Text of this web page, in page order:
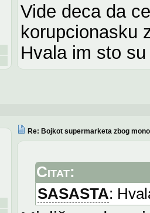
Vide deca da
korupcionasku
Hvala im sto
Re: Bojkot supermarketa zbog
Citat:
SASASTA: